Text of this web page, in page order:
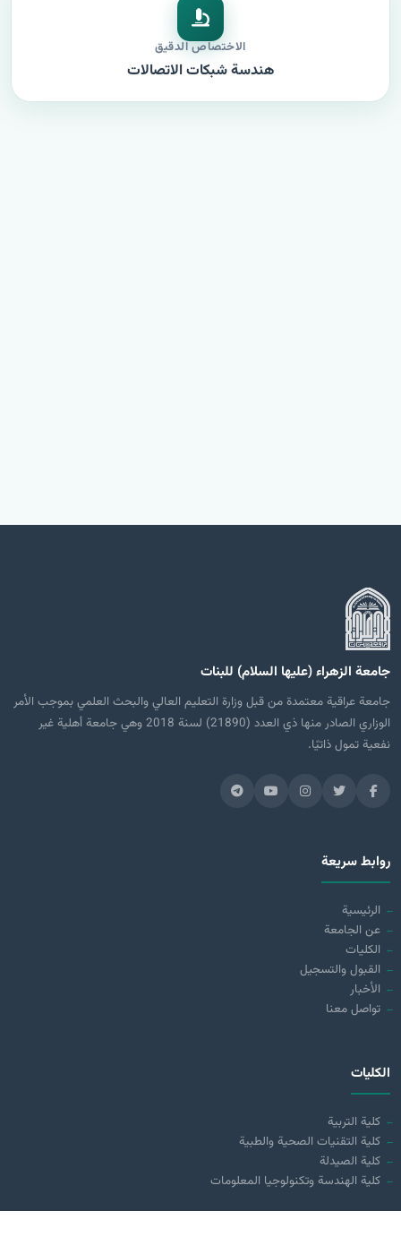
الاختصاص الدقيق
هندسة شبكات الاتصالات
جامعة الزهراء (عليها السلام) للبنات
جامعة عراقية معتمدة من قبل وزارة التعليم العالي والبحث العلمي بموجب الأمر
الوزاري الصادر منها ذي العدد (21890) لسنة 2018 وهي جامعة أهلية غير
نفعية تمول ذاتيًا.
روابط سريعة
الرئيسية
عن الجامعة
الكليات
القبول والتسجيل
الأخبار
تواصل معنا
الكليات
كلية التربية
كلية التقنيات الصحية والطبية
كلية الصيدلة
كلية الهندسة وتكنولوجيا المعلومات